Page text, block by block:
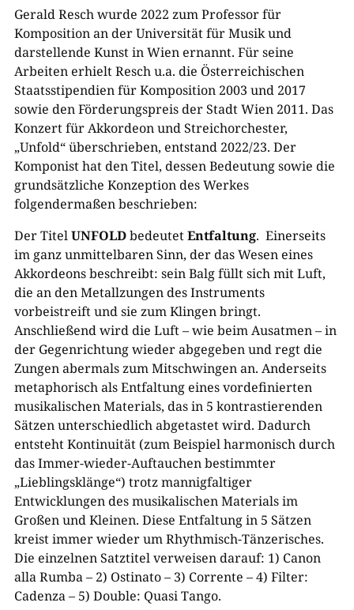
Gerald Resch wurde 2022 zum Professor für
Komposition an der Universität für Musik und
darstellende Kunst in Wien ernannt. Für seine
Arbeiten erhielt Resch u.a. die Österreichischen
Staatsstipendien für Komposition 2003 und 2017
sowie den Förderungspreis der Stadt Wien 2011. Das
Konzert für Akkordeon und Streichorchester,
„Unfold“ überschrieben, entstand 2022/23. Der
Komponist hat den Titel, dessen Bedeutung sowie die
grundsätzliche Konzeption des Werkes
folgendermaßen beschrieben:
Der TitelUNFOLDbedeutetEntfaltung. Einerseits
im ganz unmittelbaren Sinn, der das Wesen eines
Akkordeons beschreibt: sein Balg füllt sich mit Luft,
die an den Metallzungen des Instruments
vorbeistreift und sie zum Klingen bringt.
Anschließend wird die Luft – wie beim Ausatmen – in
der Gegenrichtung wieder abgegeben und regt die
Zungen abermals zum Mitschwingen an. Anderseits
metaphorisch als Entfaltung eines vordefinierten
musikalischen Materials, das in 5 kontrastierenden
Sätzen unterschiedlich abgetastet wird. Dadurch
entsteht Kontinuität (zum Beispiel harmonisch durch
das Immer-wieder-Auftauchen bestimmter
„Lieblingsklänge“) trotz mannigfaltiger
Entwicklungen des musikalischen Materials im
Großen und Kleinen. Diese Entfaltung in 5 Sätzen
kreist immer wieder um Rhythmisch-Tänzerisches.
Die einzelnen Satztitel verweisen darauf: 1) Canon
alla Rumba – 2) Ostinato – 3) Corrente – 4) Filter:
Cadenza – 5) Double: Quasi Tango.